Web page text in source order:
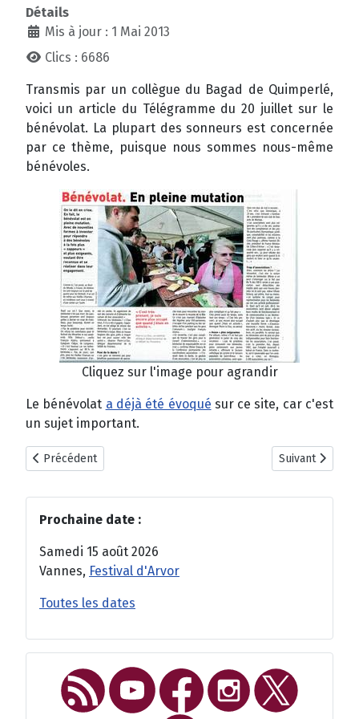
Détails
Mis à jour : 1 Mai 2013
Clics : 6686
Transmis par un collègue du Bagad de Quimperlé,
voici un article du Télégramme du 20 juillet sur le
bénévolat. La plupart des sonneurs est concernée
par ce thème, puisque nous sommes nous-même
bénévoles.
Cliquez sur l'image pour agrandir
Le bénévolat a déjà été évoqué sur ce site, car c'est
un sujet important.
Article précédent : Un sonneur mexicain avec le Bagad Elven
Précédent Article suivant
Suivant
Prochaine date :
Samedi 15 août 2026
Vannes, Festival d'Arvor
Toutes les dates